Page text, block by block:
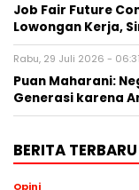
Job Fair Future
Lowongan Kerja,
Rabu, 29 Juli 2026 -
Puan Maharani:
Generasi karena
BERITA TERBARU
Opini